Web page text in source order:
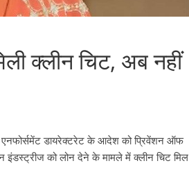
क्लीन चिट, अब नहीं
एनफोर्समेंट डायरेक्टरेट के आदेश को प्रिवेंशन ऑफ
इंडस्ट्रीज को लोन देने के मामले में क्लीन चिट मिल